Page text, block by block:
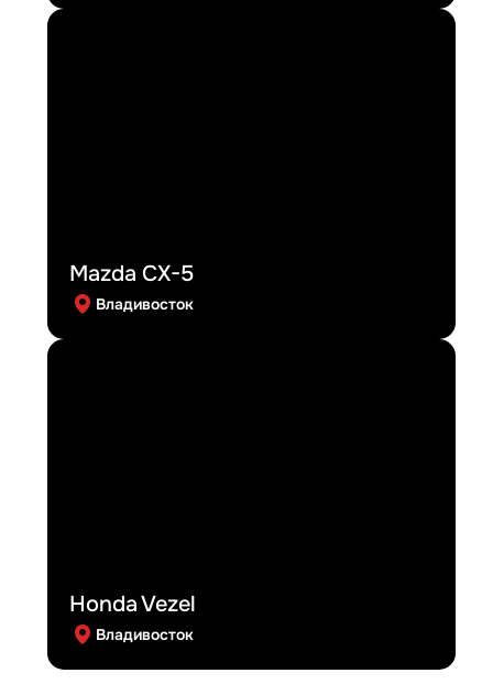
Mazda CX-5
Владивосток
Honda Vezel
Владивосток